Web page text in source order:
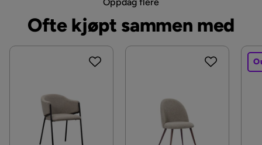
Sitteflate:
Vekt:
Vektkapasitet:
Viktige funksjoner:
Oppdag flere
Ofte kjøpt sammen med